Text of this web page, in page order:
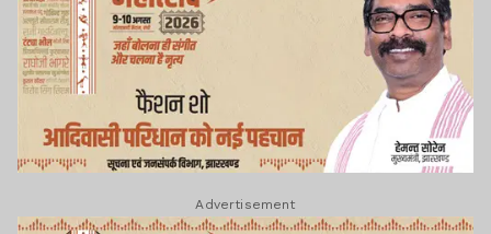
Advertisement